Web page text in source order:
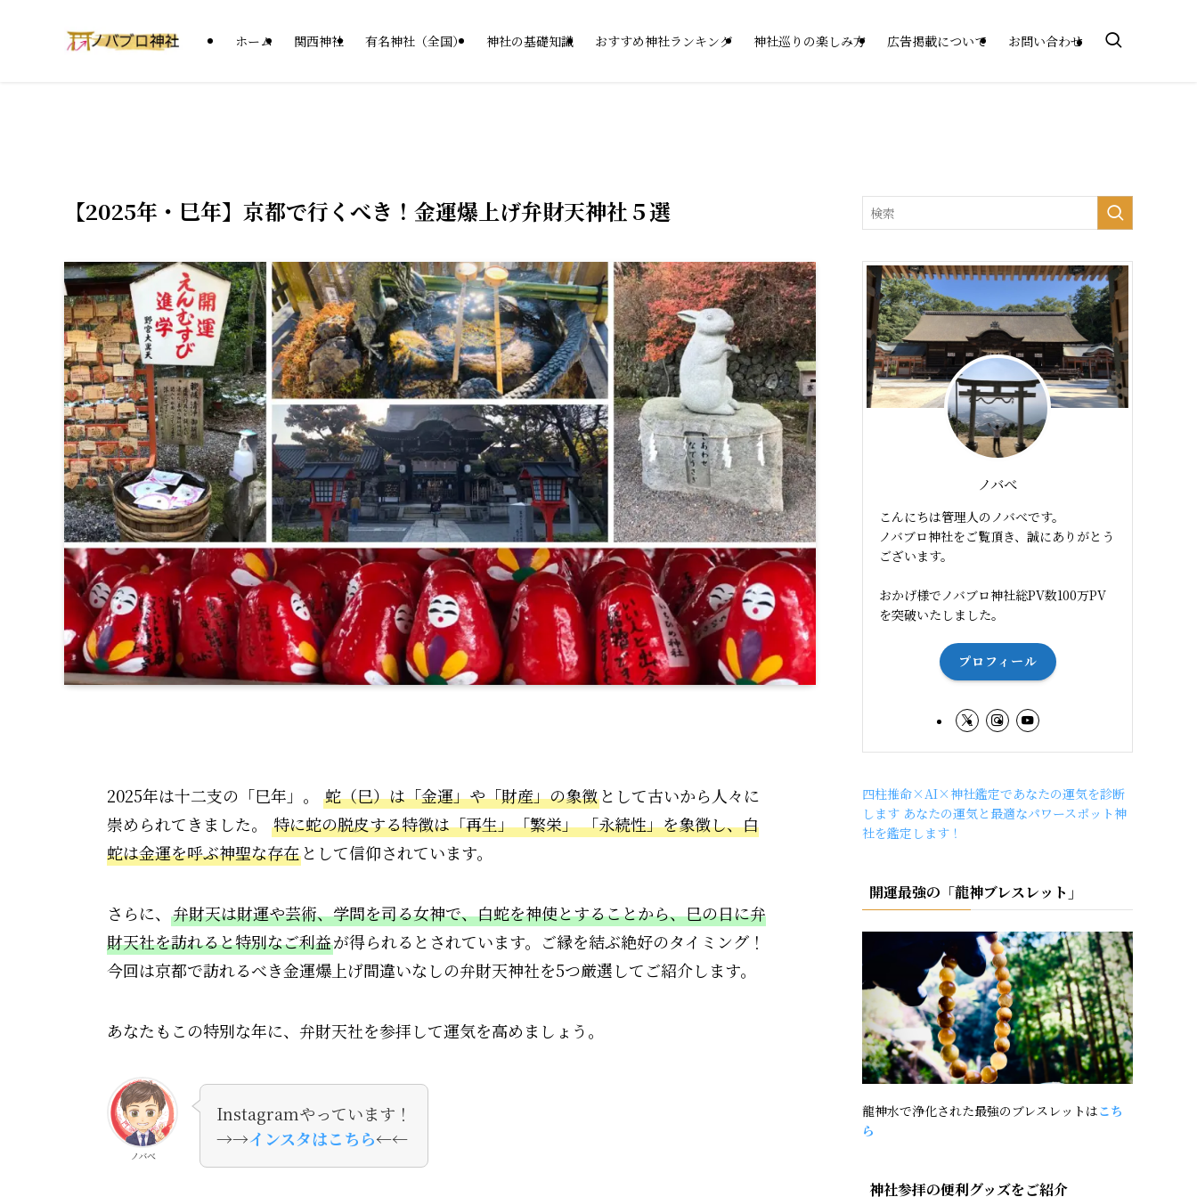
ホーム 関西神社 有名神社（全国） 神社の基礎知識 おすすめ神社ランキング 神社巡りの楽しみ方 広告掲載について お問い合わせ
【2025年・巳年】京都で行くべき！金運爆上げ弁財天神社５選
2025年は十二支の「巳年」。 蛇（巳）は「金運」や「財産」の象徴 として古いから人々に
崇められてきました。 特に蛇の脱皮する特徴は「再生」「繁栄」 「永続性」を象徴し、白
蛇は金運を呼ぶ神聖な存在 として信仰されています。
さらに、 弁財天は財運や芸術、学問を司る女神で、白蛇を神使とすることから、巳の日に弁
財天社を訪れると特別なご利益が得られるとされています。ご縁を結ぶ絶好のタイミング！
今回は京都で訪れるべき金運爆上げ間違いなしの弁財天神社を5つ厳選してご紹介します。
あなたもこの特別な年に、弁財天社を参拝して運気を高めましょう。
ノバべ
Instagramやっています！
→→インスタはこちら←←
ノバべ
こんにちは管理人のノバべです。
ノバブロ神社をご覧頂き、誠にありがとう
ございます。
おかげ様でノバブロ神社総PV数100万PV
を突破いたしました。
プロフィール
四柱推命×AI×神社鑑定であなたの運気を診断
します あなたの運気と最適なパワースポット神
社を鑑定します！
開運最強の「龍神ブレスレット」
龍神水で浄化された最強のブレスレットはこち
ら
神社参拝の便利グッズをご紹介